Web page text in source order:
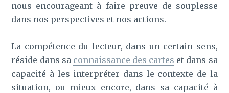
nous encourageant à faire preuve de souplesse
dans nos perspectives et nos actions.
La compétence du lecteur, dans un certain sens,
réside dans sa connaissance des cartes et dans sa
capacité à les interpréter dans le contexte de la
situation, ou mieux encore, dans sa capacité à